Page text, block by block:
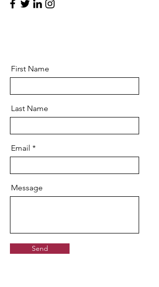
First Name
Last Name
Email
Message
Send